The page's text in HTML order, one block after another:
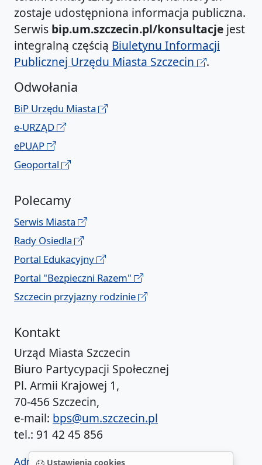
Ustawienia cookies
zostaje udostępniona informacja publiczna.
Serwis bip.um.szczecin.pl/konsultacje jest
integralną częścią Biuletynu Informacji
Publicznej Urzędu Miasta Szczecin
.
Odwołania
BiP Urzędu Miasta
e-URZĄD
ePUAP
Geoportal
Polecamy
Serwis Miasta
Rady Osiedla
Portal Edukacyjny
Portal "Bezpieczni Razem"
Szczecin przyjazny rodzinie
Kontakt
Urząd Miasta Szczecin
Biuro Partycypacji Społecznej
Pl. Armii Krajowej 1,
70-456 Szczecin,
e-mail: bps@um.szczecin.pl
tel.: 91 42 45 856
Administrator BIP UM